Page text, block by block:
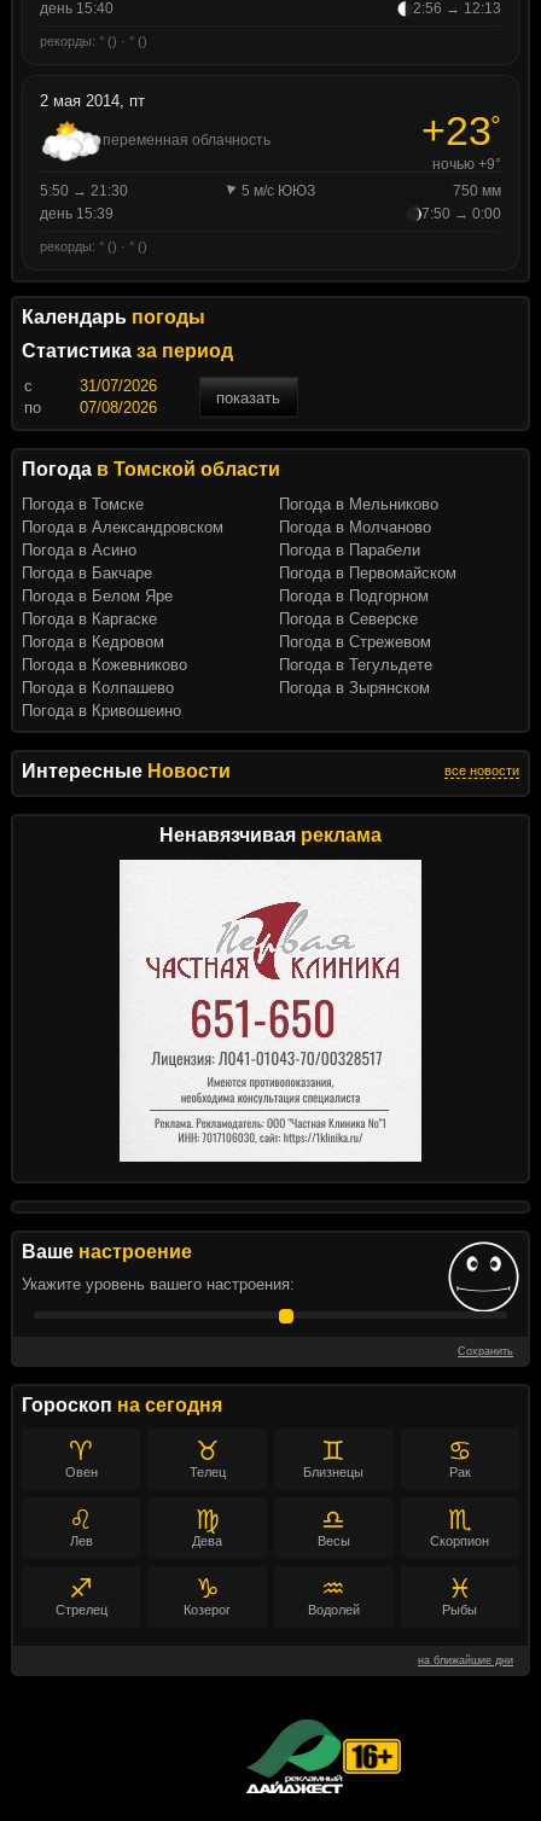
Интересные Новости все новости
Ненавязчивая реклама
Ваше настроение
Укажите уровень вашего настроения:
Сохранить
Гороскоп на сегодня
♈
Овен
♉
Телец
♊
Близнецы
♋
Рак
♌
Лев
♍
Дева
♎
Весы
♏
Скорпион
♐
Стрелец
♑
Козерог
♒
Водолей
♓
Рыбы
на ближайшие дни
день 15:40
2:56 → 12:13
рекорды: ° () · ° ()
2 мая 2014, пт
переменная облачность +23°
ночью +9°
5:50 → 21:30
5 м/с ЮЮЗ
750 мм
день 15:39
7:50 → 0:00
рекорды: ° () · ° ()
Календарь погоды
Статистика за период
c
показать
по
Погода в Томской области
Погода в Томске
Погода в Александровском
Погода в Асино
Погода в Бакчаре
Погода в Белом Яре
Погода в Каргаске
Погода в Кедровом
Погода в Кожевниково
Погода в Колпашево
Погода в Кривошеино
Погода в Мельниково
Погода в Молчаново
Погода в Парабели
Погода в Первомайском
Погода в Подгорном
Погода в Северске
Погода в Стрежевом
Погода в Тегульдете
Погода в Зырянском